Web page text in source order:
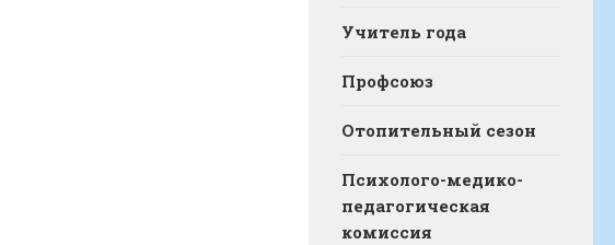
Учитель года
Профсоюз
Отопительный сезон
Психолого-медико-
педагогическая
комиссия